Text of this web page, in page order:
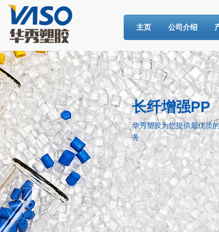
长纤增强PP
华秀塑胶为您提供最优质
务
主页 公司介绍